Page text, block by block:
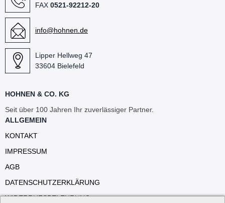
FAX 0521-92212-20
info@hohnen.de
Lipper Hellweg 47
33604 Bielefeld
HOHNEN & CO. KG
Seit über 100 Jahren Ihr zuverlässiger Partner.
ALLGEMEIN
KONTAKT
IMPRESSUM
AGB
DATENSCHUTZERKLÄRUNG
WIDERRUFSBELEHRUNG